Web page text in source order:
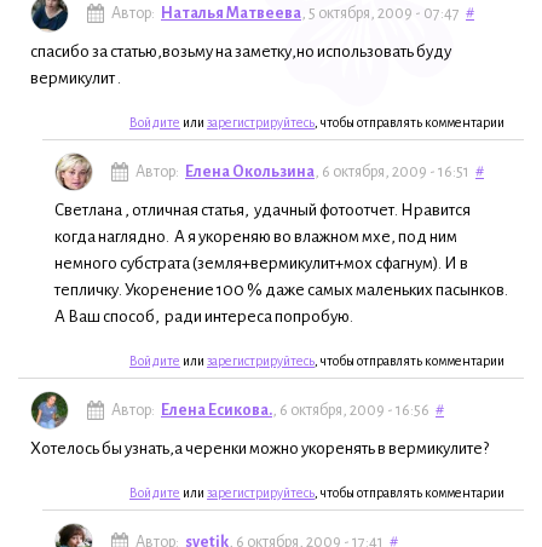
Автор: Наталья Матвеева, 5 октября, 2009 - 07:47 #
спасибо за статью,возьму на заметку,но использовать буду
вермикулит .
Войдите или зарегистрируйтесь , чтобы отправлять комментарии
Автор: Елена Окользина, 6 октября, 2009 - 16:51 #
Светлана , отличная статья, удачный фотоотчет. Нравится
когда наглядно. А я укореняю во влажном мхе, под ним
немного субстрата (земля+вермикулит+мох сфагнум). И в
тепличку. Укоренение 100 % даже самых маленьких пасынков.
А Ваш способ, ради интереса попробую.
Войдите или зарегистрируйтесь , чтобы отправлять комментарии
Автор: Елена Есикова., 6 октября, 2009 - 16:56 #
Хотелось бы узнать,а черенки можно укоренять в вермикулите?
Войдите или зарегистрируйтесь , чтобы отправлять комментарии
Автор: svetik, 6 октября, 2009 - 17:41 #